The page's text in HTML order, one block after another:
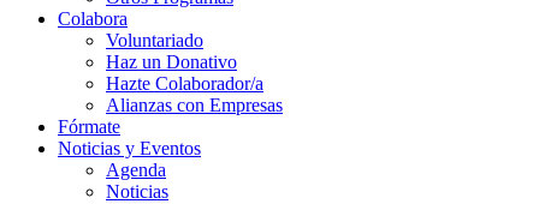
Colabora
Voluntariado
Haz un Donativo
Hazte Colaborador/a
Alianzas con Empresas
Fórmate
Noticias y Eventos
Agenda
Noticias